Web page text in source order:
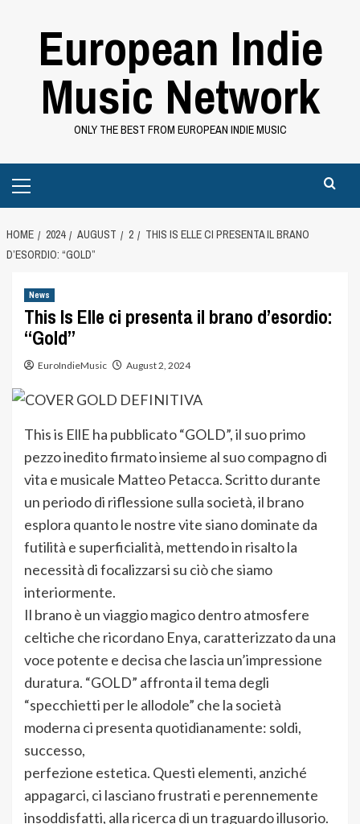
European Indie
Music Network
ONLY THE BEST FROM EUROPEAN INDIE MUSIC
Menu
HOME 2024 AUGUST 2
THIS IS ELLE CI PRESENTA IL BRANO
D’ESORDIO: “GOLD”
News
This Is Elle ci presenta il brano d’esordio:
“Gold”
EuroIndieMusic August 2, 2024
This is EllE ha pubblicato “GOLD”, il suo primo
pezzo inedito firmato insieme al suo compagno di
vita e musicale Matteo Petacca. Scritto durante
un periodo di riflessione sulla società, il brano
esplora quanto le nostre vite siano dominate da
futilità e superficialità, mettendo in risalto la
necessità di focalizzarsi su ciò che siamo
interiormente.
Il brano è un viaggio magico dentro atmosfere
celtiche che ricordano Enya, caratterizzato da una
voce potente e decisa che lascia un’impressione
duratura. “GOLD” affronta il tema degli
“specchietti per le allodole” che la società
moderna ci presenta quotidianamente: soldi,
successo,
perfezione estetica. Questi elementi, anziché
appagarci, ci lasciano frustrati e perennemente
insoddisfatti, alla ricerca di un traguardo illusorio.